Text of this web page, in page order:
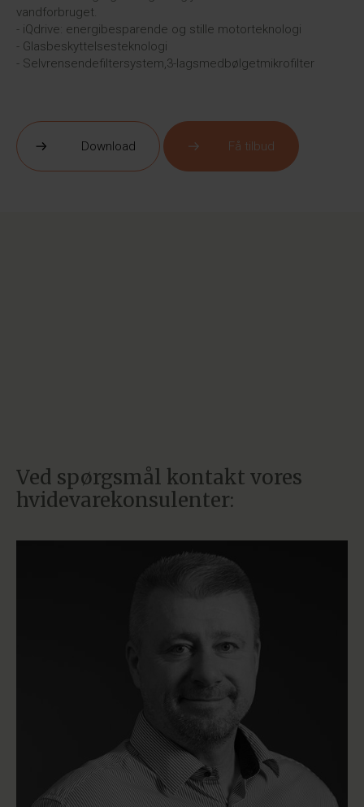
vandforbruget.
- iQdrive: energibesparende og stille motorteknologi
- Glasbeskyttelsesteknologi
- Selvrensendefiltersystem,3-lagsmedbølgetmikrofilter
Download Få tilbud
Ved spørgsmål kontakt vores
hvidevarekonsulenter: